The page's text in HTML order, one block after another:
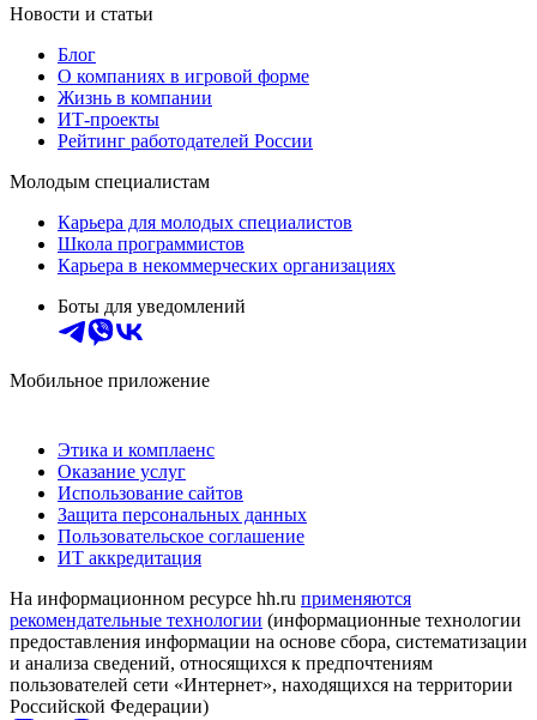
Новости и статьи
Блог
О компаниях в игровой форме
Жизнь в компании
ИТ-проекты
Рейтинг работодателей России
Молодым специалистам
Карьера для молодых специалистов
Школа программистов
Карьера в некоммерческих организациях
Боты для уведомлений
Мобильное приложение
Этика и комплаенс
Оказание услуг
Использование сайтов
Защита персональных данных
Пользовательское соглашение
ИТ аккредитация
На информационном ресурсе hh.ru применяются
рекомендательные технологии (информационные технологии
предоставления информации на основе сбора, систематизации
и анализа сведений, относящихся к предпочтениям
пользователей сети «Интернет», находящихся на территории
Российской Федерации)